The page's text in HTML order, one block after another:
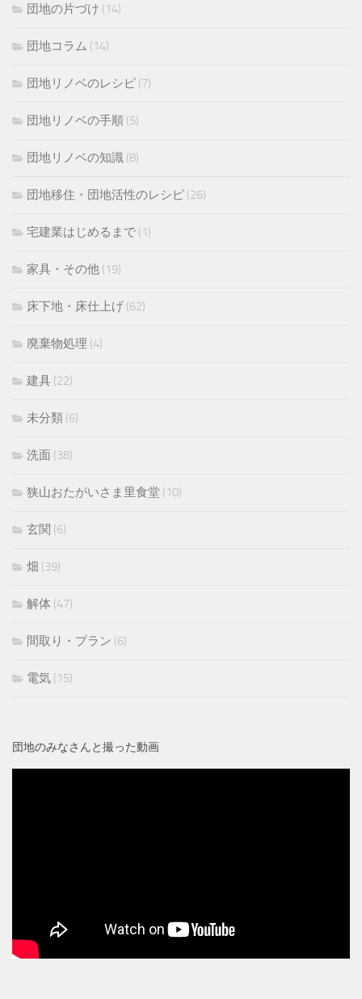
団地の片づけ (14)
団地コラム (14)
団地リノベのレシピ (7)
団地リノベの手順 (5)
団地リノベの知識 (8)
団地移住・団地活性のレシピ (26)
宅建業はじめるまで (1)
家具・その他 (19)
床下地・床仕上げ (62)
廃棄物処理 (4)
建具 (22)
未分類 (6)
洗面 (38)
狭山おたがいさま里食堂 (10)
玄関 (6)
畑 (39)
解体 (47)
間取り・プラン (6)
電気 (15)
団地のみなさんと撮った動画